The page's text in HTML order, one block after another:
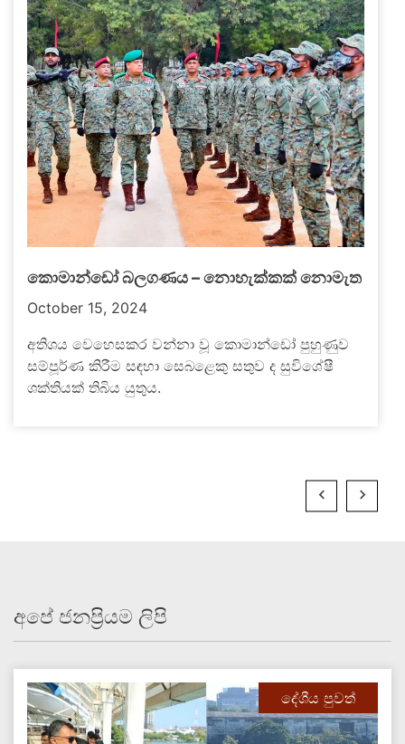
කොමාන්ඩෝ බලගණය – නොහැක්කක් නොමැත​
October 15, 2024
අතිශය වෙහෙසකර වන්නා වූ කොමාන්ඩෝ පුහුණුව
සම්පූර්ණ කිරීම සඳහා සෙබළෙකු සතුව ද සුවිශේෂී
ශක්තියක් තිබිය යුතුය​.
අපේ ජනප්‍රියම ලිපි
දේශීය පුවත්